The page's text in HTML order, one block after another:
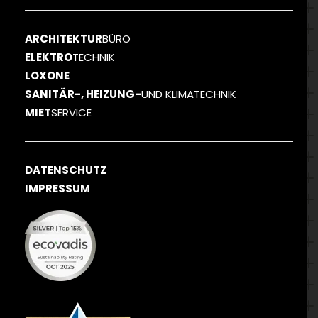
ARCHITEKTURBÜRO
ELEKTROTECHNIK
LOXONE
SANITÄR-, HEIZUNG-UND KLIMATECHNIK
MIETSERVICE
DATENSCHUTZ
IMPRESSUM